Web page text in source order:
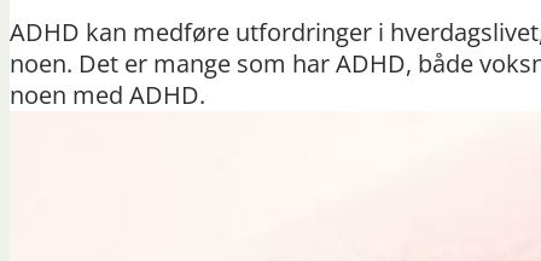
ADHD kan medføre utfordringer i
noen. Det er mange som har ADHD, både
noen med ADHD.